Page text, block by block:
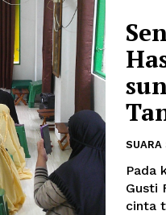
SUARA
Pada
Gusti
cinta